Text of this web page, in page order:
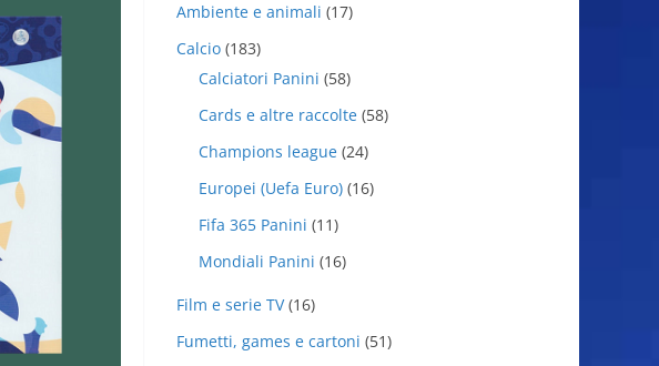
Ambiente e animali (17)
Calcio (183)
Calciatori Panini (58)
Cards e altre raccolte (58)
Champions league (24)
Europei (Uefa Euro) (16)
Fifa 365 Panini (11)
Mondiali Panini (16)
Film e serie TV(16)
Fumetti, games e cartoni (51)